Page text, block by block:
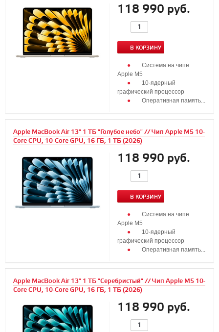
118 990 руб.
В КОРЗИНУ
Система на чипе
Apple M5
10‑ядерный
графический процессор
Оперативная память...
Apple MacBook Air 13" 1 ТБ "Голубое небо" // Чип Apple M5 10-
Core CPU, 10-Core GPU, 16 ГБ, 1 ТБ (2026)
118 990 руб.
В КОРЗИНУ
Система на чипе
Apple M5
10‑ядерный
графический процессор
Оперативная память...
Apple MacBook Air 13" 1 ТБ "Серебристый" // Чип Apple M5 10-
Core CPU, 10-Core GPU, 16 ГБ, 1 ТБ (2026)
118 990 руб.